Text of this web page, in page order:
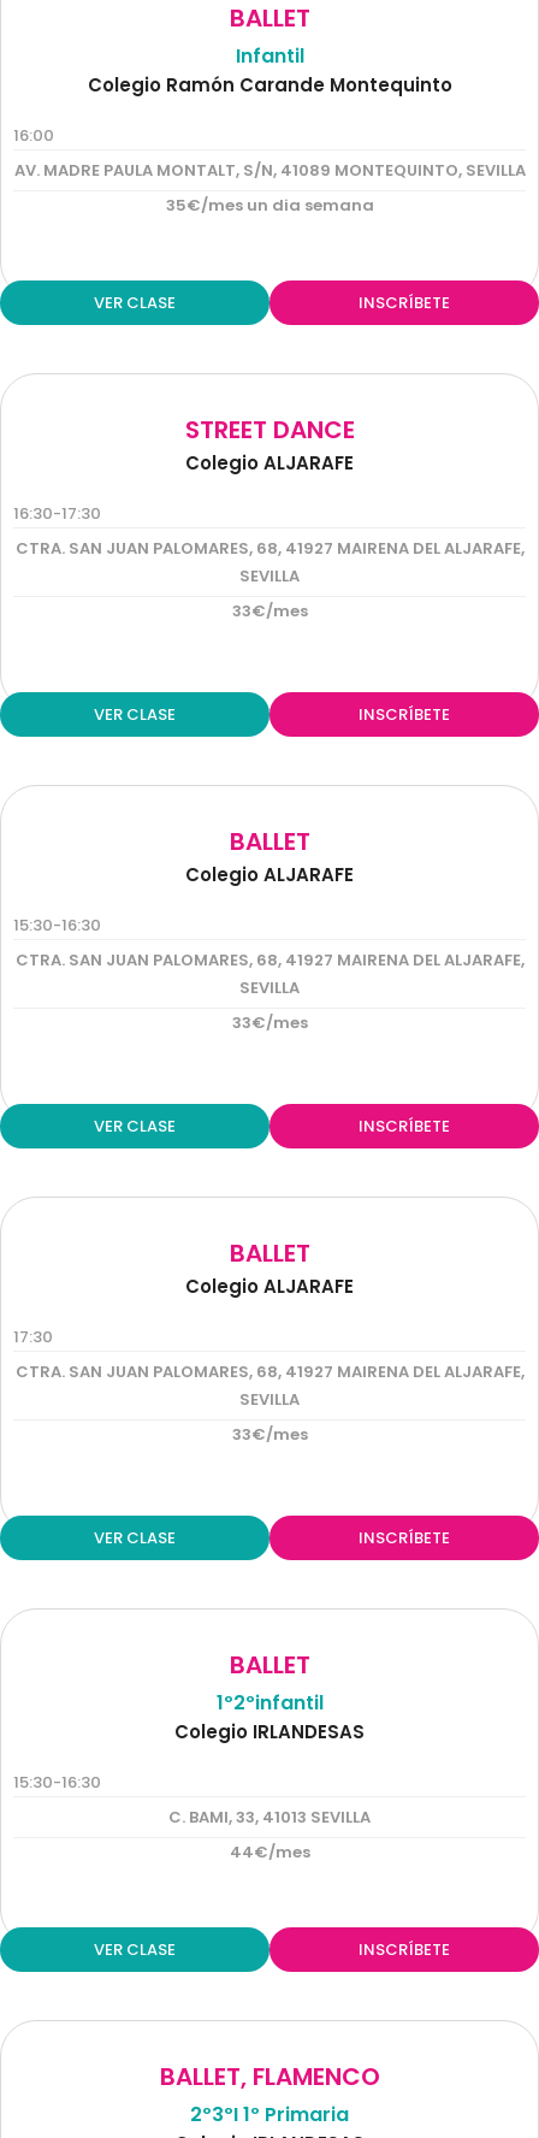
BALLET
Infantil
Colegio Ramón Carande Montequinto
16:00
AV. MADRE PAULA MONTALT, S/N, 41089 MONTEQUINTO, SEVILLA
35€/mes un dia semana
VER CLASE INSCRÍBETE
STREET DANCE
Colegio ALJARAFE
16:30-17:30
CTRA. SAN JUAN PALOMARES, 68, 41927 MAIRENA DEL ALJARAFE,
SEVILLA
33€/mes
VER CLASE INSCRÍBETE
BALLET
Colegio ALJARAFE
15:30-16:30
CTRA. SAN JUAN PALOMARES, 68, 41927 MAIRENA DEL ALJARAFE,
SEVILLA
33€/mes
VER CLASE INSCRÍBETE
BALLET
Colegio ALJARAFE
17:30
CTRA. SAN JUAN PALOMARES, 68, 41927 MAIRENA DEL ALJARAFE,
SEVILLA
33€/mes
VER CLASE INSCRÍBETE
BALLET
1º2ºinfantil
Colegio IRLANDESAS
15:30-16:30
C. BAMI, 33, 41013 SEVILLA
44€/mes
VER CLASE INSCRÍBETE
BALLET, FLAMENCO
2º3ºI 1º Primaria